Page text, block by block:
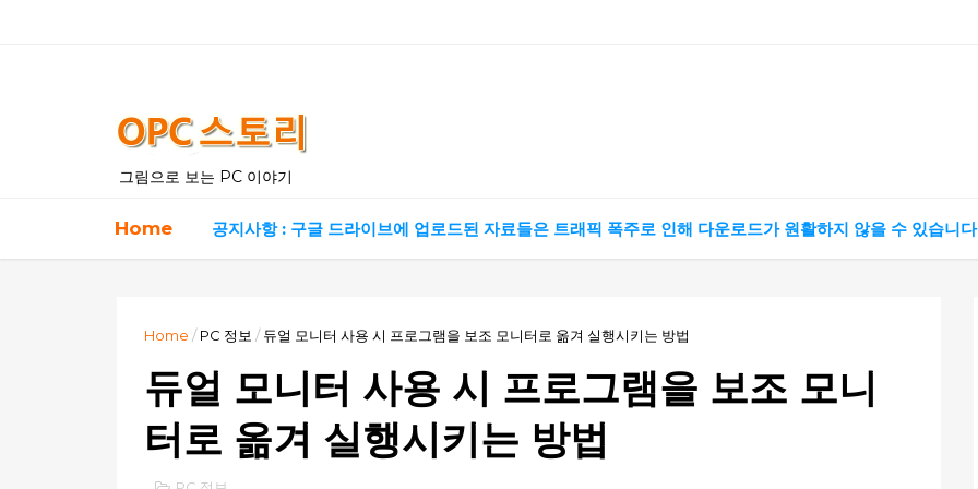
그림으로 보는 PC 이야기
Home 공지사항 : 구글 드라이브에 업로드된 자료들은 트래픽 폭주로 인해 다운로드가 원활하지 않을 수 있습니
Home / PC 정보 / 듀얼 모니터 사용 시 프로그램을 보조 모니터로 옮겨 실행시키는 방법
듀얼 모니터 사용 시 프로그램을 보조 모니
터로 옮겨 실행시키는 방법